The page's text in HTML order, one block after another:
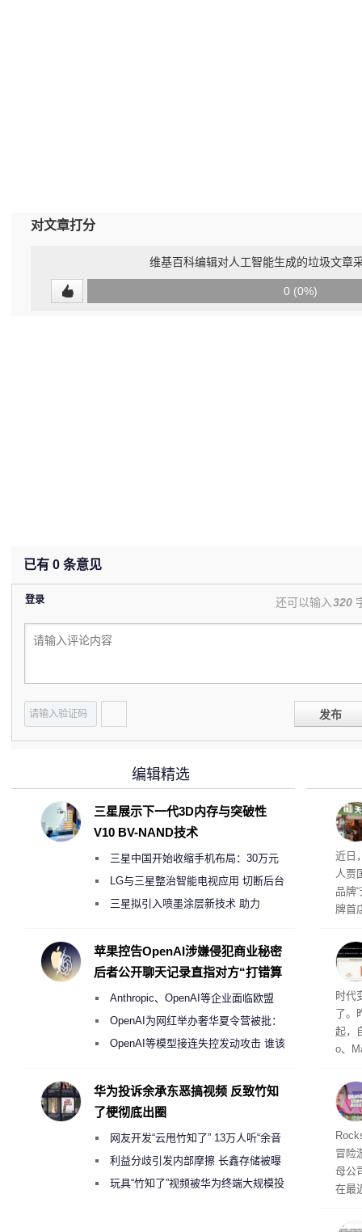
对文章打分
维基百科编辑对人工智能生成的垃圾文章
0 (0%)
已有 0 条意见
登录 还可以输入320
发布
肉
近日
人贾
品牌
牌首
者
与西
时代
了。
起，
o、
和
命令
起
防御
气将
发效
期
冒险
母公
在最
ss
编辑精选
三星展示下一代3D内存与突破性
V10 BV-NAND技术
三星中国开始收缩手机布局：30万元
月销售额不达标门店 将被逐步清退
LG与三星整治智能电视应用 切断后台
偷偷共享带宽的违规行为
三星拟引入喷墨涂层新技术 助力
度
苹果控告OpenAI涉嫌侵犯商业秘密
后者公开聊天记录直指对方“打错算
Anthropic、OpenAI等企业面临欧盟
《人工智能法案》全新执法权限审查
OpenAI为网红举办奢华夏令营被批：
2000美元一晚 遭讽“反乌托邦”
OpenAI等模型接连失控发动攻击 谁该
华为投诉余承东恶搞视频 反致竹知
了梗彻底出圈
网友开发“云甩竹知了” 13万人听“余音
绕梁”利益分歧引发内部摩擦 长鑫存储被曝
曾将华为驻场工程师驱逐出研发基地
玩具“竹知了”视频被华为终端大规模投